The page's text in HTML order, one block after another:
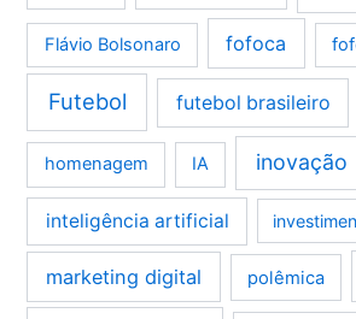
Flávio Bolsonaro fofoca
Futebol futebol brasileiro
homenagem IA inovação
inteligência artificial
marketing digital polêmica